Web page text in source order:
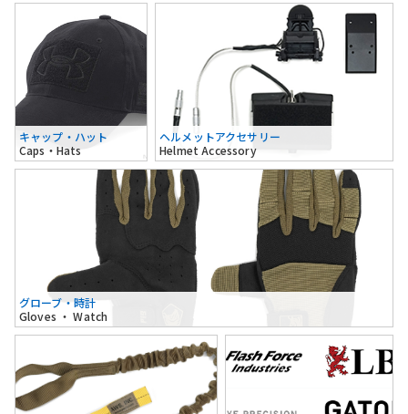
キャップ・ハット
Caps・Hats
ヘルメットアクセサリー
Helmet Accessory
グローブ・時計
Gloves ・ Watch